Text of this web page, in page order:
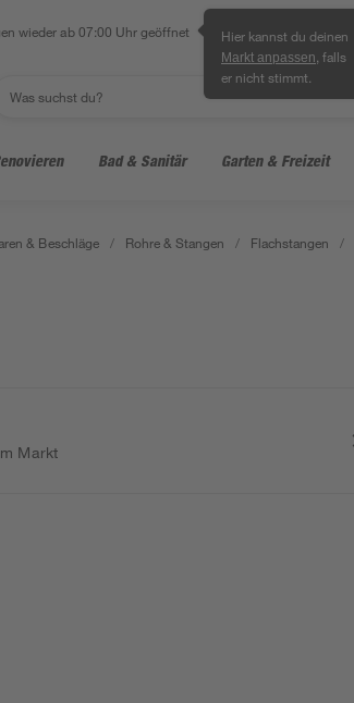
wieder ab 07:00 Uhr geöffnet Hier kannst du deinen
Markt anpassen , falls
er nicht stimmt.
Bad & Sanitär Garten & Freizeit
& Beschläge / Rohre & Stangen / Flachstangen /
Markt